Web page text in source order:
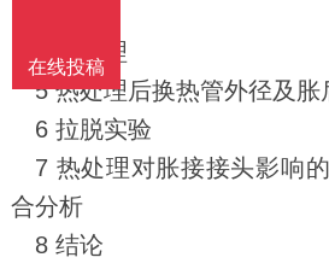
4 热处理
5 热处理后换热管外径及胀
6 拉脱实验
7 热处理对胀接接头影响
合分析
8 结论
在线投稿